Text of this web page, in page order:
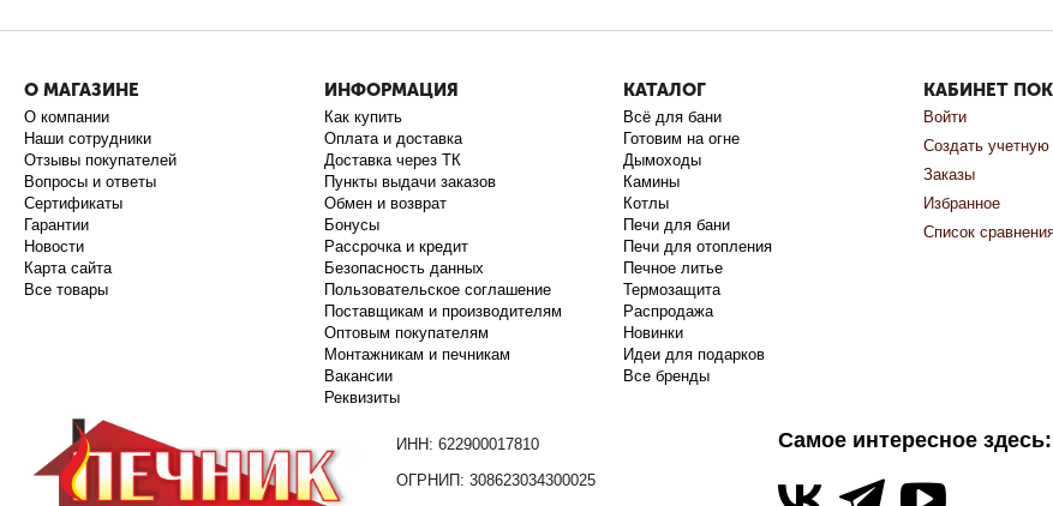
О МАГАЗИНЕ
О компании
Наши сотрудники
Отзывы покупателей
Вопросы и ответы
Сертификаты
Гарантии
Новости
Карта сайта
Все товары
ИНФОРМАЦИЯ
Как купить
Оплата и доставка
Доставка через ТК
Пункты выдачи заказов
Обмен и возврат
Бонусы
Рассрочка и кредит
Безопасность данных
Пользовательское соглашение
Поставщикам и производителям
Оптовым покупателям
Монтажникам и печникам
Вакансии
Реквизиты
КАТАЛОГ
Всё для бани
Готовим на огне
Дымоходы
Камины
Котлы
Печи для бани
Печи для отопления
Печное литье
Термозащита
Распродажа
Новинки
Идеи для подарков
Все бренды
КАБИНЕТ
Войти
Создать учетную
Заказы
Избранное
Список
ИНН: 622900017810
ОГРНИП: 308623034300025
Самое интересное здесь: